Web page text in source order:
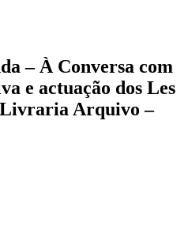
– À Conversa com
e actuação dos Les
Livraria Arquivo –